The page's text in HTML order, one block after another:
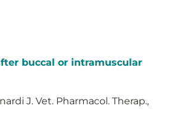
buccal or intramuscular
J. Vet. Pharmacol. Therap.,